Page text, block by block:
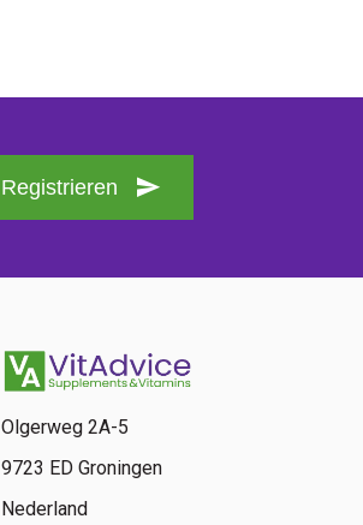
Registrieren
Olgerweg 2A-5
9723 ED Groningen
Nederland